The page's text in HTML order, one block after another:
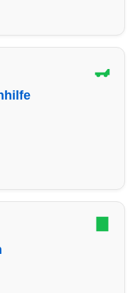
in Worms für
Transport und